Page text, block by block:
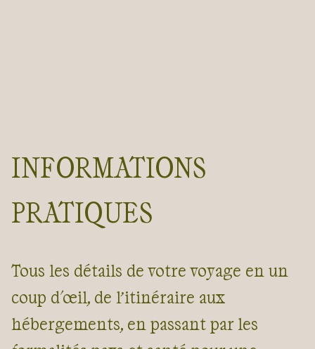
INFORMATIONS
PRATIQUES
Tous les détails de votre voyage en un
coup d'œil, de l’itinéraire aux
hébergements, en passant par les